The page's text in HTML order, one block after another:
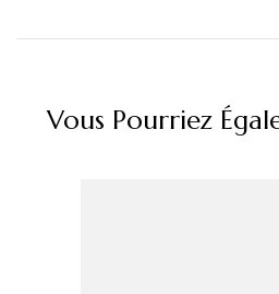
Vous Pourriez